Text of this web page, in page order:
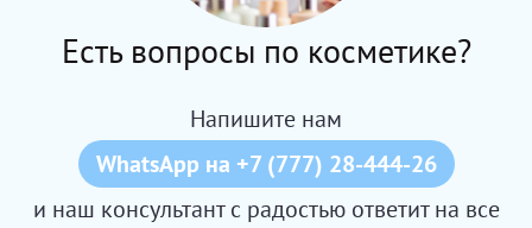
Есть вопросы по косметике?
Напишите нам
WhatsApp на +7 (777) 28-444-26
и наш консультант с радостью ответит на все